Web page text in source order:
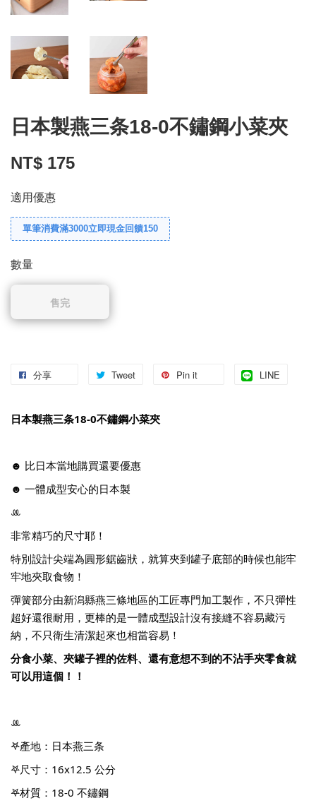
日本製燕三条18-0不鏽鋼小菜夾
NT$ 175
適用優惠
單筆消費滿3000立即現金回饋150
數量
售完
分享 Tweet Pin it LINE
日本製燕三条18-0不鏽鋼小菜夾
☻ 比日本當地購買還要優惠
☻ 一體成型安心的日本製
ꔛ
非常精巧的尺寸耶！
特別設計尖端為圓形鋸齒狀，就算夾到罐子底部的時候也能牢
牢地夾取食物！
彈簧部分由新潟縣燕三條地區的工匠專門加工製作，不只彈性
超好還很耐用，更棒的是一體成型設計沒有接縫不容易藏污
納，不只衛生清潔起來也相當容易！
分食小菜、夾罐子裡的佐料、還有意想不到的不沾手夾零食就
可以用這個！！
ꔛ
𖤐產地：日本燕三条
𖤐尺寸：16x12.5 公分
𖤐材質：18-0 不鏽鋼